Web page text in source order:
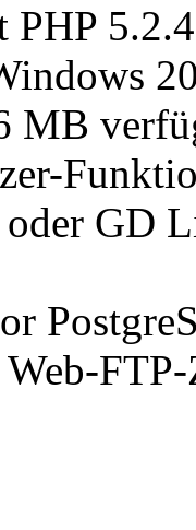
PHP
MB
GD